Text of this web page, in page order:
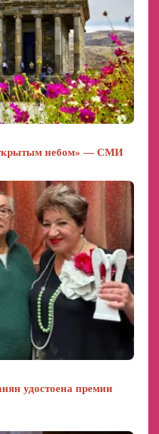
небом» — СМИ
удостоена премии